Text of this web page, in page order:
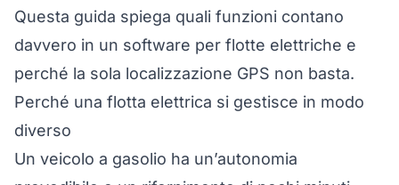
Questa guida spiega quali funzioni contano
davvero in un software per flotte elettriche e
perché la sola localizzazione GPS non basta.
Perché una flotta elettrica si gestisce in modo
diverso
Un veicolo a gasolio ha un’autonomia